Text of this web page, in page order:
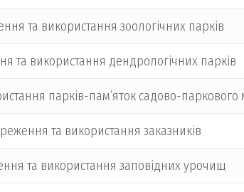
та використання зоологічних парків
та використання дендрологічних парків
парків-пам’яток садово-паркового
та використання заказників
та використання заповідних урочищ